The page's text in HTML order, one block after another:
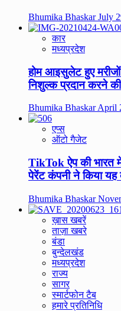
Bhumika BhaskarJuly
कार
मध्यप्रदेश
होम आइसुलेट हुए
निशुल्क प्रदान करने
Bhumika BhaskarApril
एप्स
ऑटो गैजेट
TikTok ऐप की भारत
पेरेंट कंपनी ने किया यह
Bhumika Bhaskar
ख़ास खबरें
ताज़ा खबरे
बंडा
बुन्देलखंड
मध्यप्रदेश
राज्य
सागर
स्मार्टफोन टैब
हमारे प्रतिनिधि